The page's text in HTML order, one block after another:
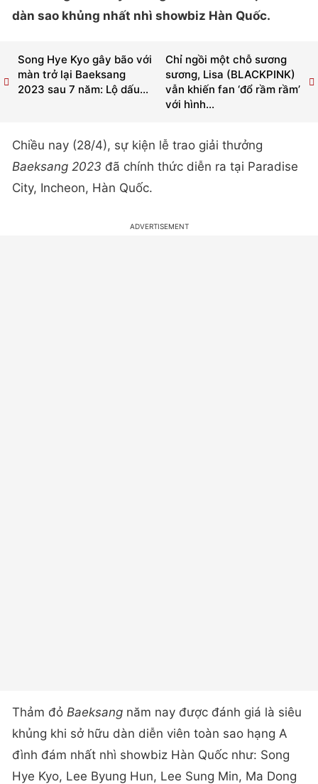
dàn sao khủng nhất nhì showbiz Hàn Quốc.
Chỉ ngồi một chỗ sương
sương, Lisa (BLACKPINK)
vẫn khiến fan ‘đổ rầm rầm’
với hình...
Song Hye Kyo gây bão với
màn trở lại Baeksang
2023 sau 7 năm: Lộ dấu...
Chiều nay (28/4), sự kiện lễ trao giải thưởng
Baeksang 2023 đã chính thức diễn ra tại Paradise
City, Incheon, Hàn Quốc.
Thảm đỏ Baeksang năm nay được đánh giá là siêu
khủng khi sở hữu dàn diễn viên toàn sao hạng A
đình đám nhất nhì showbiz Hàn Quốc như: Song
Hye Kyo, Lee Byung Hun, Lee Sung Min, Ma Dong